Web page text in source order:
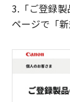
3.「ご登録製
ページで「